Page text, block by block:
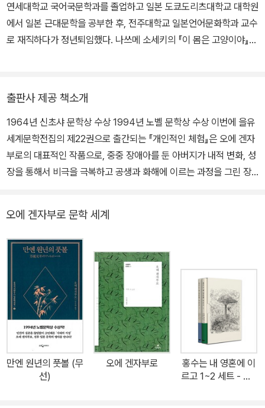
지를 담았다. 1964년 신초샤 문학상, 1967년 다니자키 상, 1984년
가와바타야스나리 문학상 등 유수한 상을 받고, 1994년 노벨문학상
을 수상했다. 2002년에는 레지옹 도뇌르 훈장을, 2012년에는 프랑
연세대학교 국어국문학과를 졸업하고 일본 도쿄도리츠대학교 대학원
에서 일본 근대문학을 공부한 후, 전주대학교 일본언어문화학과 교수
로 재직하다가 정년퇴임했다. 나쓰메 소세키의 『이 몸은 고양이야』
와 류노스케), 『세키가하라 전투』(시바 료타로), 『시의 힘』(서경식),
『성소녀』(쿠라하시 유미꼬), 『언어와 탱크를 응시하며』(가토 슈이
치), 『바다 밑에서』(김석범) 등을 우리말로 옮겼다.
출판사 제공 책소개
1964년 신초샤 문학상 수상 1994년 노벨 문학상 수상 이번에 을유
세계문학전집의 제22권으로 출간되는 『개인적인 체험』은 오에 겐자
부로의 대표적인 작품으로, 중중 장애아를 둔 아버지가 내적 변화, 성
장을 통해서 비극을 극복하고 공생과 화해에 이르는 과정을 그린 장
다”라는 노벨상 위원회의 찬사와 함께 그만의 개성적인 작품 세계를
인정받아 1994년 노벨 문학상을 받은 일본 현대 문학의 세계적인 거
장이다. 이 책을 번역한 서은혜 전주대학교 언어문화학부 교수는 오
에 겐자부로의 『체인지링』을 포함해서 그의 많은 작품들을 국내에 소
개하고 관련 연구 논문을 집필했으며 이번 작품에서 원작에 충실한
유려한 번역을 선보였다. 존재의 상처와 분노를 인간애와 공존으로
승화시킨 일본 현대 문학의 걸작 27세의 학원 강사 버드는 결혼한 후
아기가 생기지만 아프리카로의 모험 여행을 꿈꾸는 부동(浮動)하는
젊음이다. 태어난 아기가 뇌 손상을 가진 장애아라는 사실을 알게 된
그는 일체의 행동의 자유를 빼앗긴 현실에 절망하고, 아기에 대한 책
오에 겐자부로 문학 세계
만엔 원년의 풋볼 (무
선)
오에 겐자부로
홍수는 내 영혼에 이
르고 1~2 세트 - 전2